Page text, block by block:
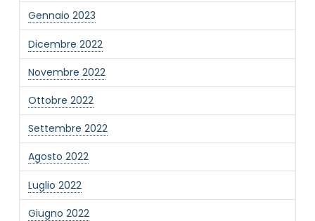
Gennaio 2023
Dicembre 2022
Novembre 2022
Ottobre 2022
Settembre 2022
Agosto 2022
Luglio 2022
Giugno 2022